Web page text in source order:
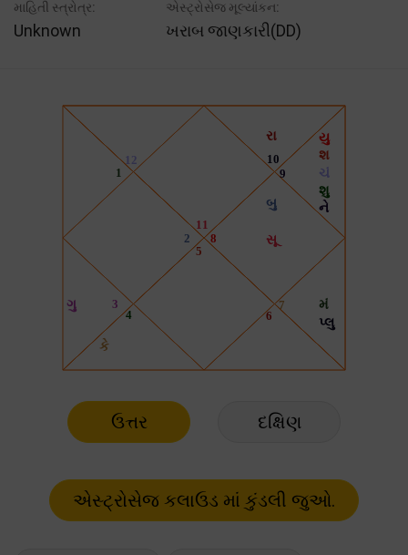
માહિતી સ્ત્રોત્ર:
Unknown
એસ્ટ્રોસેજ મૂલ્યાંકન:
ખરાબ જાણકારી(DD)
ઉત્તર દક્ષિણ